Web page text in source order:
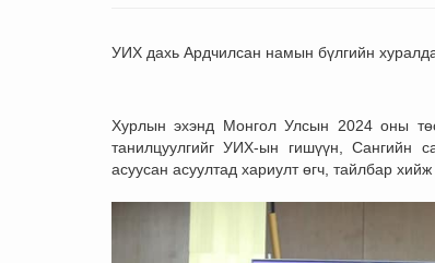
УИХ дахь Ардчилсан намын бүлгийн
Хурлын эхэнд Монгол Улсын 2024 оны
танилцуулгийг УИХ-ын гишүүн, Сангийн
асуусан асуултад хариулт өгч, тайлбар